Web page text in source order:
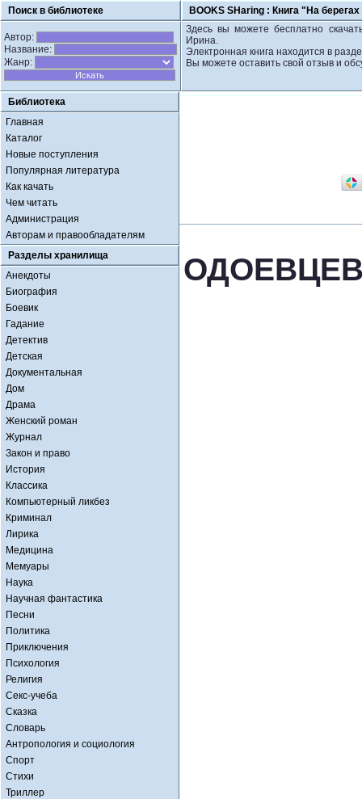
Поиск в библиотеке BOOKS SHaring : Книга "На
Автор:
Название:
Жанр:
Здесь вы можете бесплатно
Ирина.
Электронная книга находится в
Вы можете оставить свой отзыв и
Библиотека
Главная
Каталог
Новые поступления
Популярная литература
Как качать
Чем читать
Администрация
Авторам и правообладателям
Разделы хранилища
Анекдоты
Биография
Боевик
Гадание
Детектив
Детская
Документальная
Дом
Драма
Женский роман
Журнал
Закон и право
История
Классика
Компьютерный ликбез
Криминал
Лирика
Медицина
Мемуары
Наука
Научная фантастика
Песни
Политика
Приключения
Психология
Религия
Секс-учеба
Сказка
Словарь
Антропология и социология
Спорт
Стихи
Триллер